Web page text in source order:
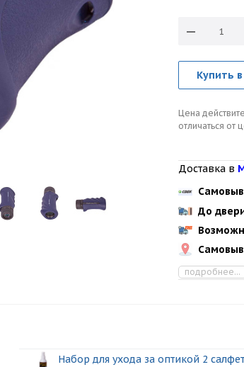
Купить
Цена
отличаться от
Доставка в
До
подробнее...
Набор для ухода за оптикой 2